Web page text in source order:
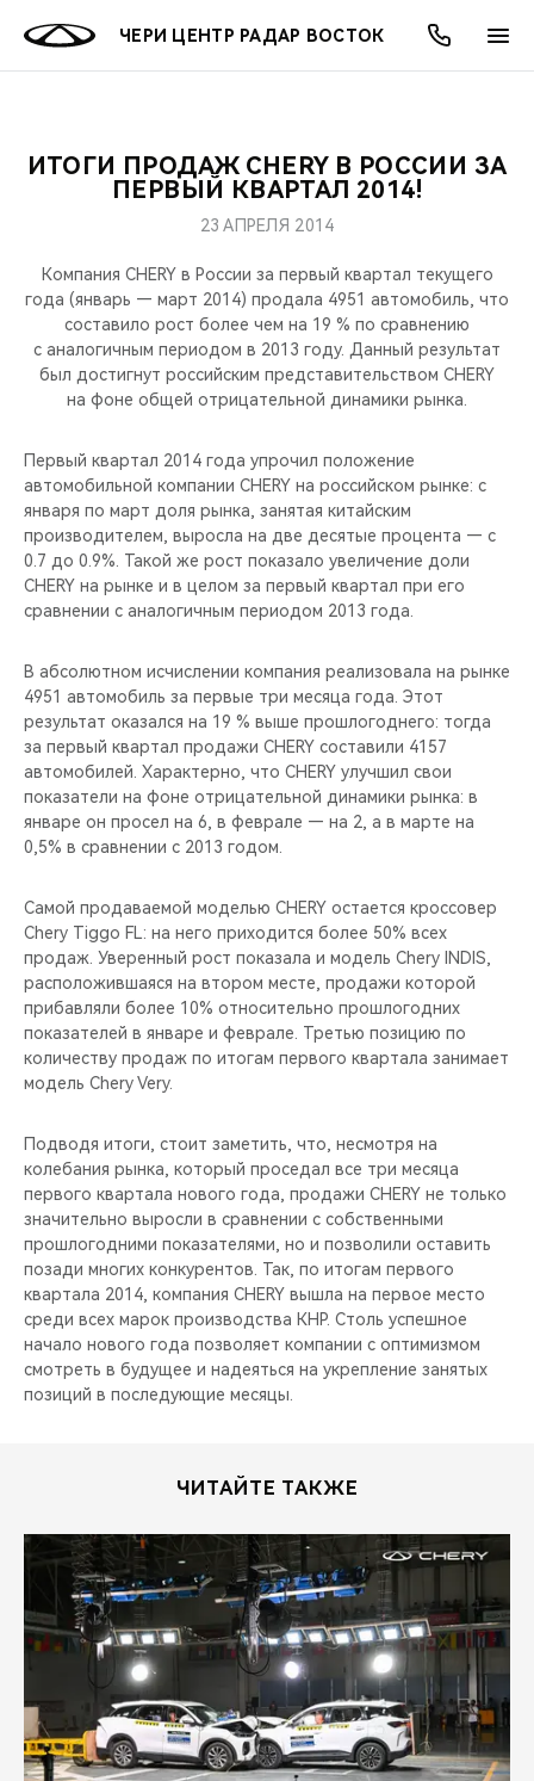
ЧЕРИ ЦЕНТР РАДАР ВОСТОК
МОДЕЛИ
КРОССОВЕРЫ
СЕДАНЫ
НОВИНКИ
ПОКУПАТЕЛЯМ
КРЕДИТ И СТРАХОВАНИЕ
ВЛАДЕЛЬЦАМ
ЗАПЧАСТИ И АКСЕССУАРЫ
ПОДДЕРЖКА
МИР CHERY
О БРЕНДЕ
CHERY В СОЦСЕТЯХ
БЛАГОТВОРИТЕЛЬНОСТЬ
CHERY REMOTE
CHERY И СПОРТ
ВИДЕООБЗОРЫ
CHERY ДЛЯ ДЕТЕЙ
АКЦИИ
ОНЛАЙН СЕРВИСЫ
КРЕДИТ
О КОМПАНИИ
МЫ В СОЦСЕТЯХ
ИТОГИ ПРОДАЖ CHERY В РОССИИ ЗА
ПЕРВЫЙ КВАРТАЛ 2014!
23 АПРЕЛЯ 2014
Компания CHERY в России за первый квартал текущего
года (январь — март 2014) продала 4951 автомобиль, что
составило рост более чем на 19 % по сравнению
с аналогичным периодом в 2013 году. Данный результат
был достигнут российским представительством CHERY
на фоне общей отрицательной динамики рынка.
Первый квартал 2014 года упрочил положение
автомобильной компании CHERY на российском рынке: с
января по март доля рынка, занятая китайским
производителем, выросла на две десятые процента — с
0.7 до 0.9%. Такой же рост показало увеличение доли
CHERY на рынке и в целом за первый квартал при его
сравнении с аналогичным периодом 2013 года.
В абсолютном исчислении компания реализовала на рынке
4951 автомобиль за первые три месяца года. Этот
результат оказался на 19 % выше прошлогоднего: тогда
за первый квартал продажи CHERY составили 4157
автомобилей. Характерно, что CHERY улучшил свои
показатели на фоне отрицательной динамики рынка: в
январе он просел на 6, в феврале — на 2, а в марте на
0,5% в сравнении с 2013 годом.
Самой продаваемой моделью CHERY остается кроссовер
Chery Tiggo FL: на него приходится более 50% всех
продаж. Уверенный рост показала и модель Chery INDIS,
расположившаяся на втором месте, продажи которой
прибавляли более 10% относительно прошлогодних
показателей в январе и феврале. Третью позицию по
количеству продаж по итогам первого квартала занимает
модель Chery Very.
Подводя итоги, стоит заметить, что, несмотря на
колебания рынка, который проседал все три месяца
первого квартала нового года, продажи CHERY не только
значительно выросли в сравнении с собственными
прошлогодними показателями, но и позволили оставить
позади многих конкурентов. Так, по итогам первого
квартала 2014, компания CHERY вышла на первое место
среди всех марок производства КНР. Столь успешное
начало нового года позволяет компании с оптимизмом
смотреть в будущее и надеяться на укрепление занятых
позиций в последующие месяцы.
ЧИТАЙТЕ ТАКЖЕ